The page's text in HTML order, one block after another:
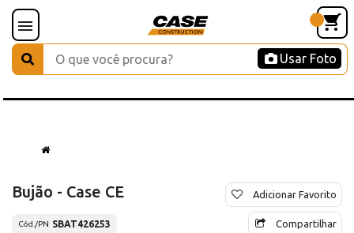
Usar Foto
Bujão - Case CE
Cód./PN SBAT426253
Adicionar Favorito
Compartilhar